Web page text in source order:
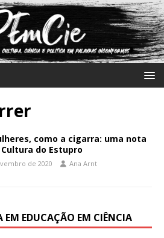
de ferramentas
como a cigarra: uma nota
do Estupro
de 2020 Ana Arnt
EM EDUCAÇÃO EM CIÊNCIA